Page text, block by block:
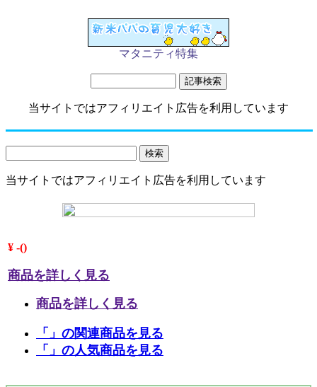
マタニティ特集
当サイトではアフィリエイト広告を利用しています
当サイトではアフィリエイト広告を利用しています
¥ -()
商品を詳しく見る
商品を詳しく見る
「」の関連商品を見る
「」の人気商品を見る